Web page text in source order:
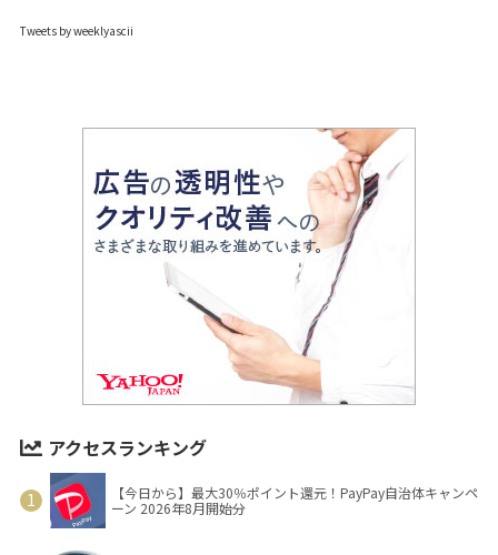
Tweets by weeklyascii
アクセスランキング
【今日から】最大30％ポイント還元！PayPay自治体キャンペ
ーン 2026年8月開始分